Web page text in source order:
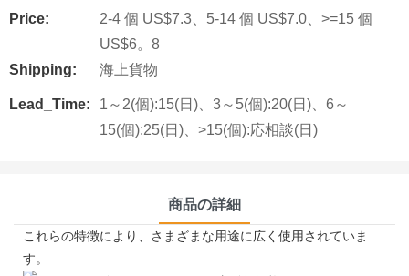
Price:
2-4 個 US$7.3、5-14 個 US$7.0、>=15 個
US$6。8
Shipping:
海上貨物
Lead_Time:
1～2(個):15(日)、3～5(個):20(日)、6～
15(個):25(日)、>15(個):応相談(日)
商品の詳細
これらの特徴により、さまざまな用途に広く使用されていま
す。